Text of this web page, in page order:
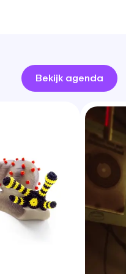
Bekijk agenda